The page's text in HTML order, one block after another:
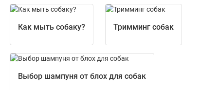
Как мыть собаку? Тримминг собак
Выбор шампуня от блох для собак